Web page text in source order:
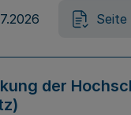
Seite
der